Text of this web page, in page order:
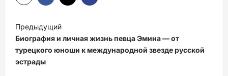
Н
а
в
и
Предыдущий
Биография и личная жизнь певца Эмина — от
турецкого юноши к международной звезде русской
эстрады